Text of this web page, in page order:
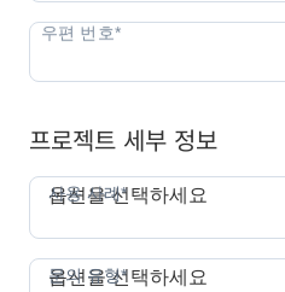
프로젝트 세부 정보
사용 사례*
옵션을 선택하세요
문의 유형*
옵션을 선택하세요